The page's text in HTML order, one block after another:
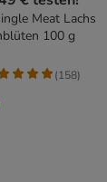
Meat Lachs
100 g
(158)